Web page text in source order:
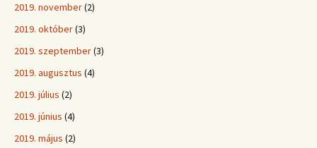
2019. november(2)
2019. október(3)
2019. szeptember(3)
2019. augusztus (4)
2019. július (2)
2019. június (4)
2019. május (2)